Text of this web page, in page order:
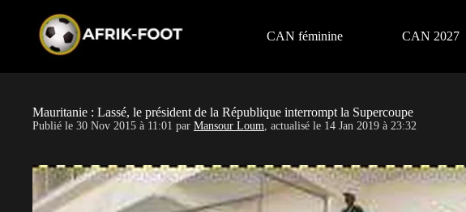
CAN féminine CAN 2027
Mauritanie : Lassé, le président de la République interrompt la Supercoupe
Publié le 30 Nov 2015 à 11:01 par Mansour Loum, actualisé le 14 Jan 2019 à 23:32